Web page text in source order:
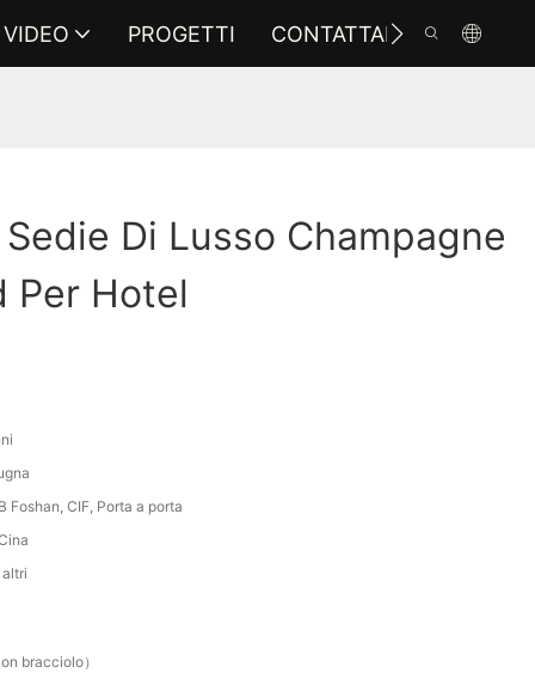
VIDEO PROGETTI CONTATTARCI
Di Lusso Champagne
Per Hotel
Foshan, CIF, Porta a porta
bracciolo）